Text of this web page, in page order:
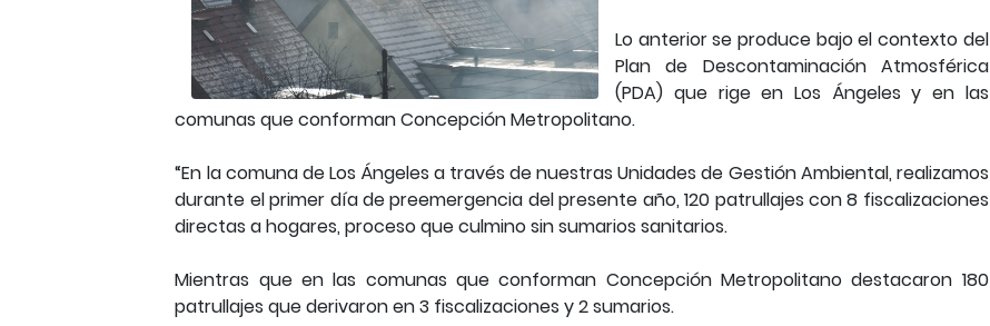
Lo anterior se produce bajo el contexto del
Plan de Descontaminación Atmosférica
(PDA) que rige en Los Ángeles y en las
comunas que conforman Concepción Metropolitano.
“En la comuna de Los Ángeles a través de nuestras Unidades de Gestión Ambiental, realizamos
durante el primer día de preemergencia del presente año, 120 patrullajes con 8 fiscalizaciones
directas a hogares, proceso que culmino sin sumarios sanitarios.
Mientras que en las comunas que conforman Concepción Metropolitano destacaron 180
patrullajes que derivaron en 3 fiscalizaciones y 2 sumarios.